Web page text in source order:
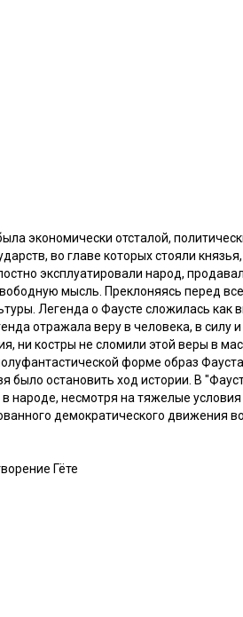
экономически отсталой,
во главе которых стояли
эксплуатировали народ,
мысль. Преклоняясь перед
Легенда о Фаусте сложилась
отражала веру в человека, в силу
ни костры не сломили этой веры в
форме образ
было остановить ход истории. В
народе, несмотря на тяжелые
демократического движения
Гёте